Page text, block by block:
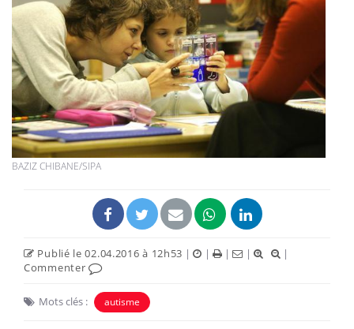
BAZIZ CHIBANE/SIPA
Publié le 02.04.2016 à 12h53 | | | |
|
Commenter
Mots clés : autisme